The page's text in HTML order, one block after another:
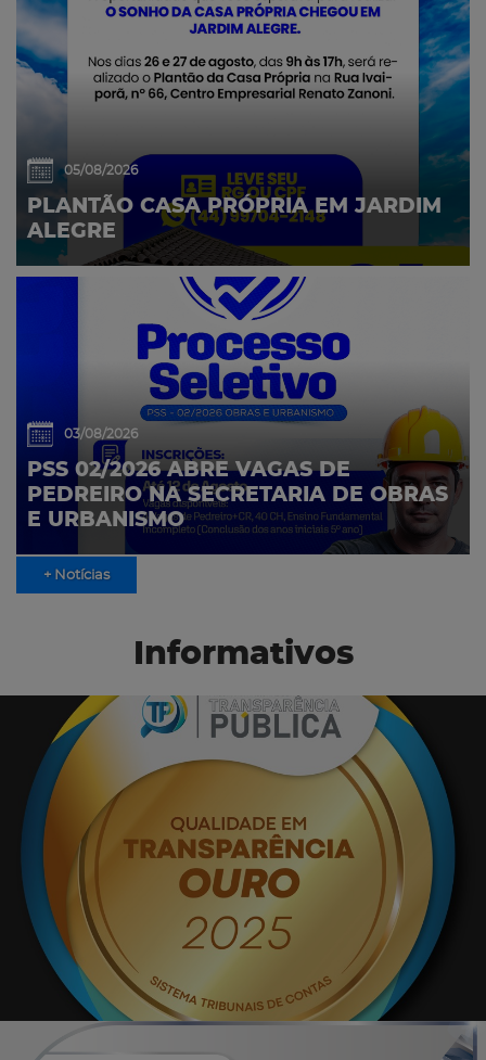
05/08/2026
PLANTÃO CASA PRÓPRIA EM JARDIM
ALEGRE
03/08/2026
PSS 02/2026 ABRE VAGAS DE
PEDREIRO NA SECRETARIA DE OBRAS
E URBANISMO
+ Notícias
Informativos